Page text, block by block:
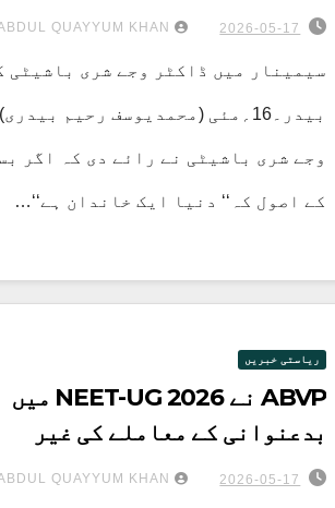
2026-05-17
QUAYYUM KHAN
سیمینار میں ڈاکٹر وجے شری باشیٹی
بیدر۔16؍مئی (محمدیوسف رحیم
وجے شری باشیٹی نے رائے دی کہ اگر
کے اصول کہ‘‘ دنیا ایک خاندان ہے‘‘…
ریاستی خبریں
ABVP نے NEET-UG 2026 میں
بدعنوانی کے معاملے کی غیر
جانبدارانہ تحقیقات کا
2026-05-17
QUAYYUM KHAN